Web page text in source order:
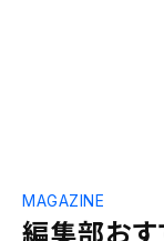
編集部お
MAGAZINE